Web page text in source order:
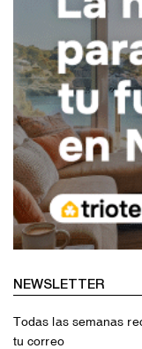
NEWSLETTER
Todas las semanas
tu correo